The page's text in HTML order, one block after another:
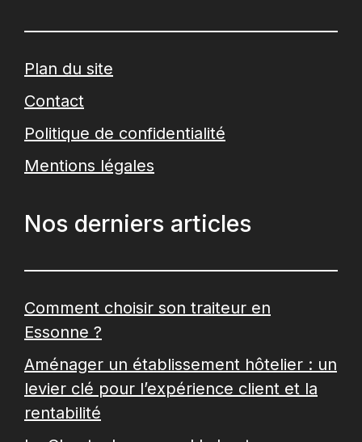
Plan du site
Contact
Politique de confidentialité
Mentions légales
Nos derniers articles
Comment choisir son traiteur en
Essonne ?
Aménager un établissement hôtelier : un
levier clé pour l’expérience client et la
rentabilité